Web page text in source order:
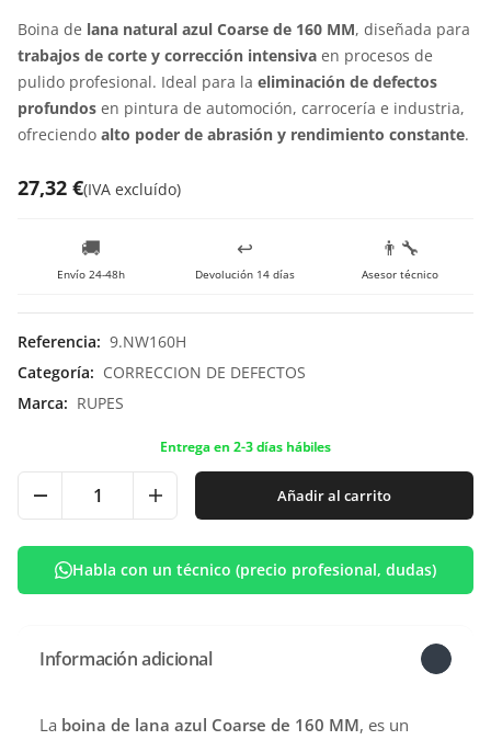
Boina de lana natural azul Coarse de 160 MM, diseñada para
trabajos de corte y corrección intensiva en procesos de
pulido profesional. Ideal para la eliminación de defectos
profundos en pintura de automoción, carrocería e industria,
ofreciendo alto poder de abrasión y rendimiento constante.
27,32 €(IVA excluído)
🚚
Envío 24-48h
↩️
Devolución 14 días
👨‍🔧
Asesor técnico
Referencia: 9.NW160H
Categoría: CORRECCION DE DEFECTOS
Marca: RUPES
Entrega en 2-3 días hábiles
Añadir al carrito
Habla con un técnico (precio profesional, dudas)
Información adicional
La boina de lana azul Coarse de 160 MM, es un